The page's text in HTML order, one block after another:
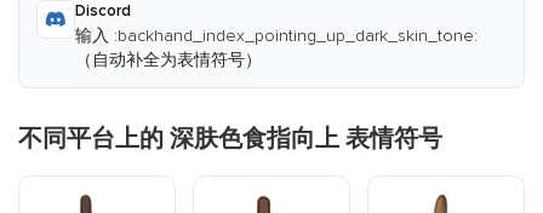
Discord
输入 :backhand_index_pointing_up_dark_skin_tone:
（自动补全为表情符号）
不同平台上的 深肤色食指向上 表情符号